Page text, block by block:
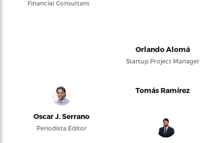
Financial Consultant
Orlando Alomá
Startup Project Manager
Oscar J. Serrano
Periodista Editor
Tomás Ramírez